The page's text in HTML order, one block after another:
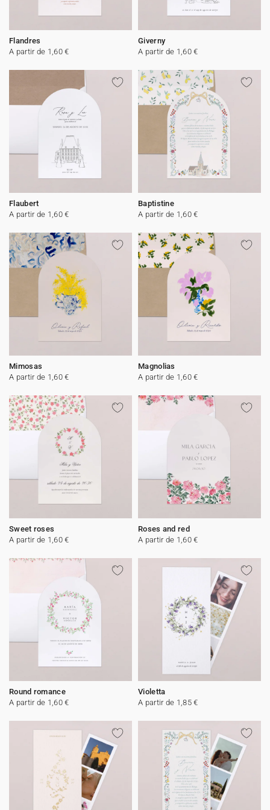
Flandres
A partir de 1,60 €
Giverny
A partir de 1,60 €
Flaubert
A partir de 1,60 €
Baptistine
A partir de 1,60 €
Mimosas
A partir de 1,60 €
Magnolias
A partir de 1,60 €
Sweet roses
A partir de 1,60 €
Roses and red
A partir de 1,60 €
Round romance
A partir de 1,60 €
Violetta
A partir de 1,85 €